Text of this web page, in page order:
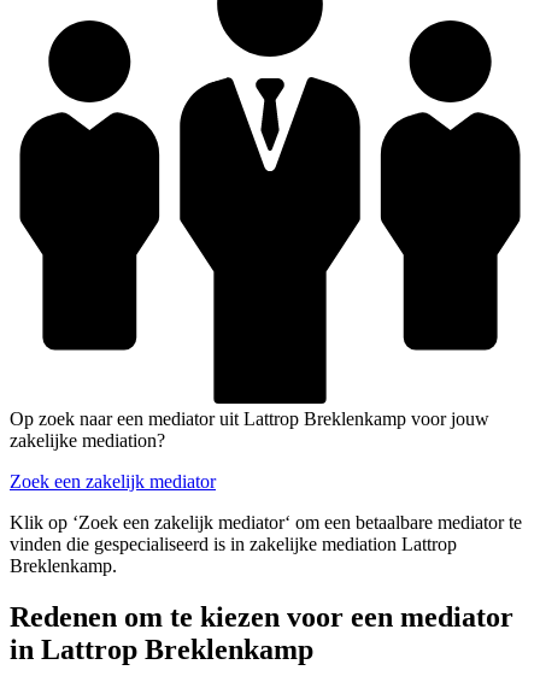
Op zoek naar een mediator uit Lattrop Breklenkamp voor jouw
zakelijke mediation?
Zoek een zakelijk mediator
Klik op ‘Zoek een zakelijk mediator‘ om een betaalbare mediator te
vinden die gespecialiseerd is in zakelijke mediation Lattrop
Breklenkamp.
Redenen om te kiezen voor een mediator
in Lattrop Breklenkamp